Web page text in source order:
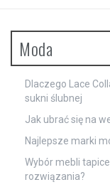
Moda
Dlaczego Lace
sukni ślubnej
Jak ubrać się na
Najlepsze marki
Wybór mebli
rozwiązania?